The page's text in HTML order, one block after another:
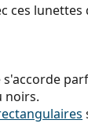
ces
noirs.